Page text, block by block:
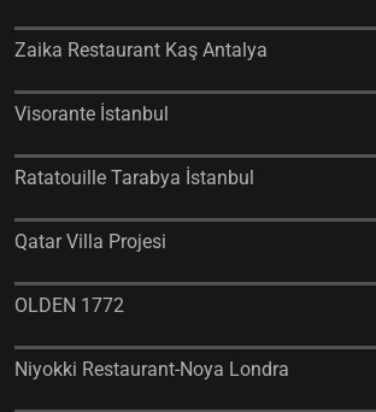
Zaika Restaurant Kaş Antalya
Visorante İstanbul
Ratatouille Tarabya İstanbul
Qatar Villa Projesi
OLDEN 1772
Niyokki Restaurant-Noya Londra